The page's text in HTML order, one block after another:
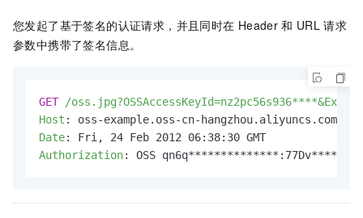
您发起了基于签名的认证请求，并且同时在 Header 和 URL 请求
参数中携带了签名信息。
GET /
Host :
Date:
Authorization: OSS